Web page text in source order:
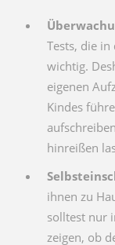
Tests, die
wichtig.
eigenen
Kindes
hinreißen
ihnen zu
solltest nur
zeigen, ob